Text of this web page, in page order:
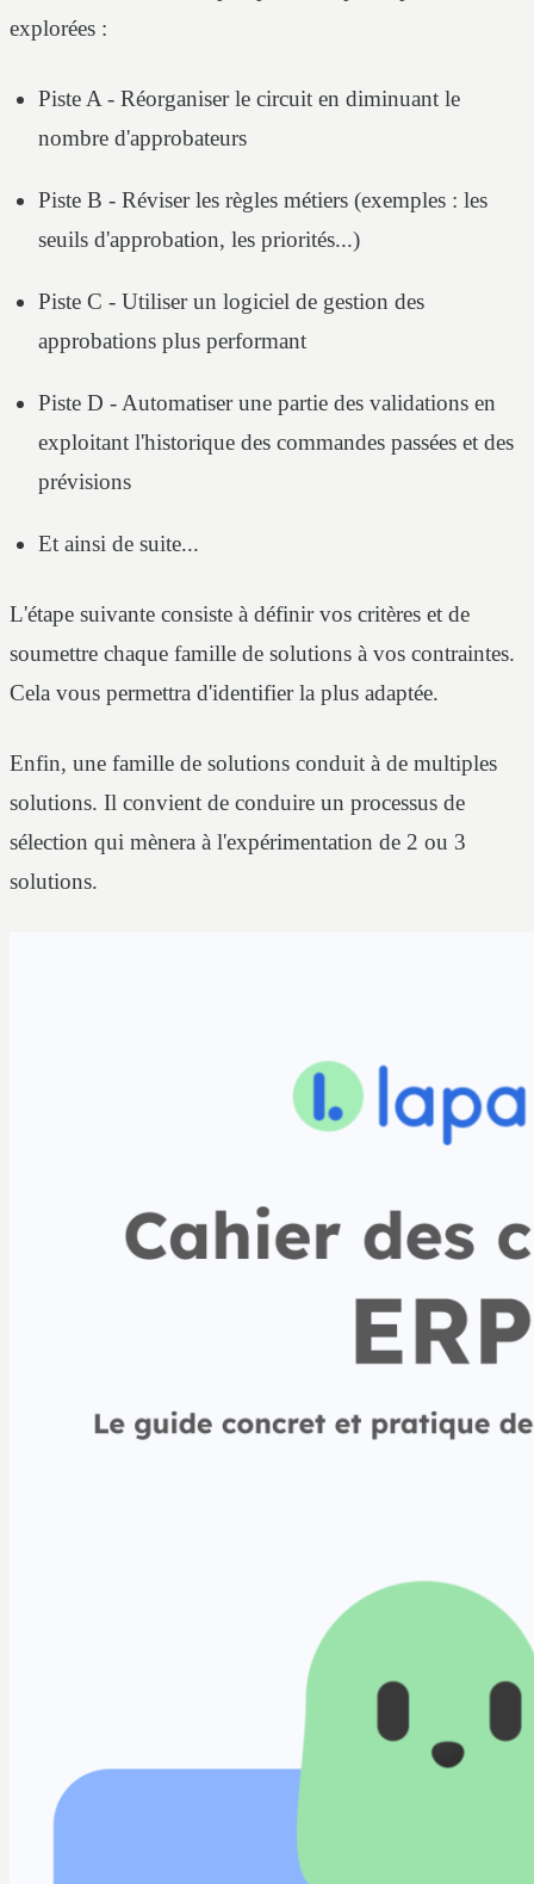
explorées :
Piste A - Réorganiser le circuit en diminuant le
nombre d'approbateurs
Piste B - Réviser les règles métiers (exemples : les
seuils d'approbation, les priorités...)
Piste C - Utiliser un logiciel de gestion des
approbations plus performant
Piste D - Automatiser une partie des validations en
exploitant l'historique des commandes passées et des
prévisions
Et ainsi de suite...
L'étape suivante consiste à définir vos critères et de
soumettre chaque famille de solutions à vos contraintes.
Cela vous permettra d'identifier la plus adaptée.
Enfin, une famille de solutions conduit à de multiples
solutions. Il convient de conduire un processus de
sélection qui mènera à l'expérimentation de 2 ou 3
solutions.